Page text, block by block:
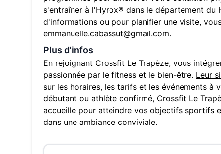
s'entraîner à l'Hyrox® dans le département du
d'informations ou pour planifier une visite,
emmanuelle.cabassut@gmail.com.
Plus d'infos
En rejoignant Crossfit Le Trapèze, vous
passionnée par le fitness et le bien-être. Leur
sur les horaires, les tarifs et les événements à
débutant ou athlète confirmé, Crossfit Le
accueille pour atteindre vos objectifs sportifs
dans une ambiance conviviale.